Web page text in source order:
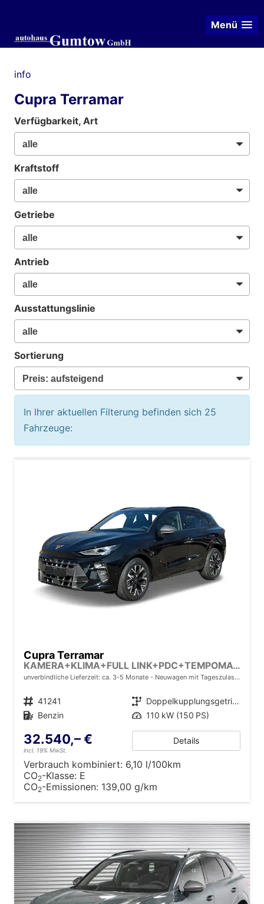
Menü
info
Cupra Terramar
Verfügbarkeit, Art
Kraftstoff
Getriebe
Antrieb
Ausstattungslinie
Sortierung
In Ihrer aktuellen Filterung befinden sich 25
Fahrzeuge:
Cupra Terramar
KAMERA+KLIMA+FULL LINK+PDC+TEMPOMAT+LED+18" ALU
unverbindliche Lieferzeit: ca. 3-5 Monate Neuwagen mit Tageszulassung
Fahrzeugnr. 41241 Getriebe
Doppelkupplungsgetriebe (DSG)
Kraftstoff Benzin Leistung 110 kW (150 PS)
32.540,– €
incl. 19% MwSt.
Details
Verbrauch kombiniert: 6,10 l/100km
CO2-Klasse: E
CO2-Emissionen: 139,00 g/km